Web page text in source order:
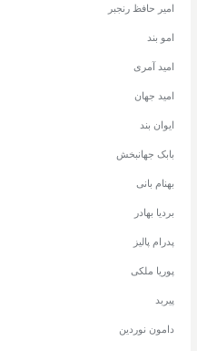
امیر حافظ رنجبر
امو بند
امید آمری
امید جهان
ایوان بند
بابک جهانبخش
بهنام بانی
بردیا بهادر
پدرام پالیز
پوریا ملکی
پیربد
دامون نوردین